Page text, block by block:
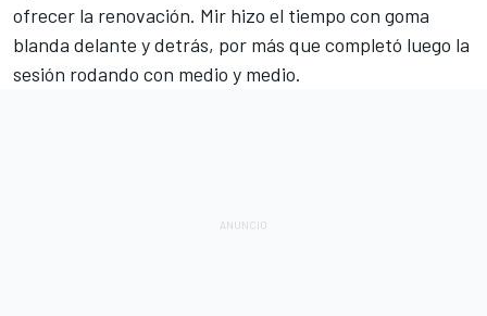
ofrecer la renovación. Mir hizo el tiempo con goma
blanda delante y detrás, por más que completó luego la
sesión rodando con medio y medio.